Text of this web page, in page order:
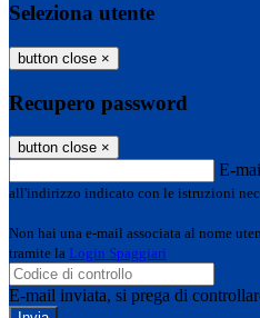
Seleziona utente
button close ×
Recupero password
button close ×
E-
all'indirizzo indicato con le istruzioni
Non hai una e-mail associata al nome
tramite la Login Spaggiari
E-mail inviata, si prega di